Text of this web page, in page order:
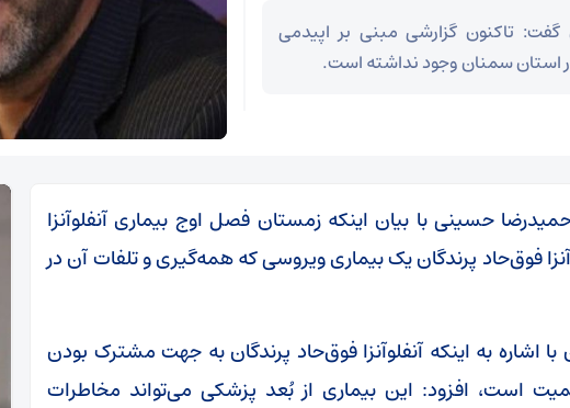
تاکنون گزارشی مبنی بر اپیدمی
در استان سمنان وجود نداشته است.
حسینی با بیان اینکه زمستان فصل اوج بیماری آنفلوآنزا
فوق‌حاد پرندگان یک بیماری ویروسی که همه‌گیری و تلفات آن در
اشاره به اینکه آنفلوآنزا فوق‌حاد پرندگان به جهت مشترک بودن
است، افزود: این بیماری از بُعد پزشکی می‌تواند مخاطرات